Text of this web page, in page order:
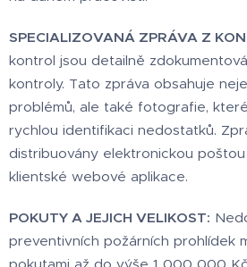
SPECIALIZOVANÁ ZPRÁVA Z
kontrol jsou detailně
kontroly. Tato zpráva obsahuje
problémů, ale také fotografie,
rychlou identifikaci nedostatků.
distribuovány elektronickou
klientské webové aplikace.
POKUTY A JEJICH VELIKOST:
preventivních požárních prohlídek